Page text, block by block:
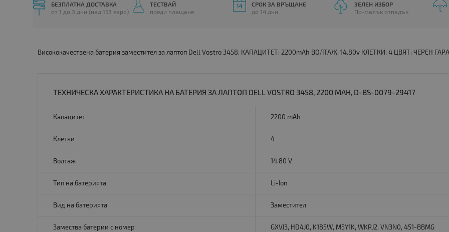
БЕЗПЛАТНА ДОСТАВКА
от 1 до 3 дни (над 153 евро)
ТЕСТВАЙ
преди плащане
СРОК ЗА ВРЪЩАНЕ
до 14 дни
ЗЕЛЕН ИЗБОР
По-малък отпадък
Висококачествена батерия заместител за лаптоп Dell Vostro 3458. КАПАЦИТЕТ: 2200mAh ВОЛТАЖ: 14.80v КЛЕТКИ: 4 ЦВЯТ: ЧЕРЕН
ТЕХНИЧЕСКА ХАРАКТЕРИСТИКА НА БАТЕРИЯ ЗА ЛАПТОП DELL VOSTRO 3458, 2200 MAH, D-BS-0079-29417
Капацитет 2200 mAh
Клетки 4
Волтаж 14.80 V
Тип на батерията Li-Ion
Вид на батерията Заместител
Замества батерии с номер GXVJ3, HD4J0, K185W, M5Y1K, WKRJ2, VN3N0, 451-BBMG